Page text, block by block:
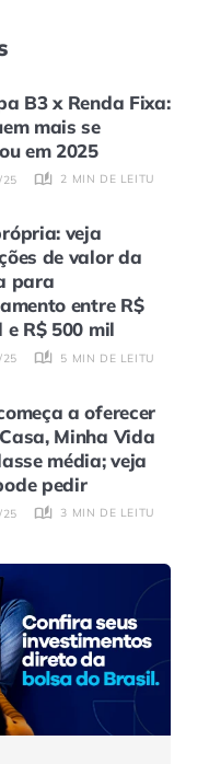
B3 x Renda Fixa:
mais se
em 2025
25 2 MIN DE LEITURA
veja
de valor da
para
entre R$
e R$ 500 mil
25 5 MIN DE LEITURA
a oferecer
Minha Vida
média; veja
pedir
25 3 MIN DE LEITURA